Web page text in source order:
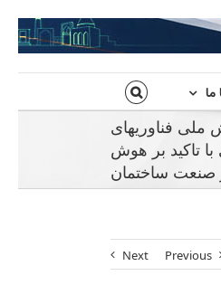
فناوریهای
تاکید بر هوش
ساختمان
Previous
Next